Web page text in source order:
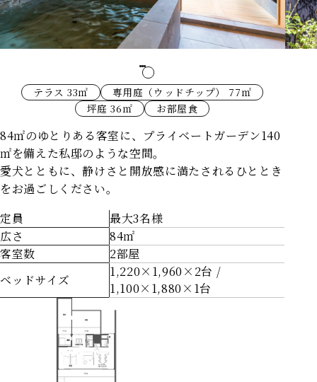
テラス 33㎡
専用庭（ウッドチップ） 77㎡
坪庭 36㎡
お部屋食
84㎡のゆとりある客室に、プライベートガーデン140
㎡を備えた私邸のような空間。
愛犬とともに、静けさと開放感に満たされるひととき
をお過ごしください。
定員
最大3名様
広さ
84㎡
客室数
2部屋
ベッドサイズ
1,220×1,960×2台 /
1,100×1,880×1台